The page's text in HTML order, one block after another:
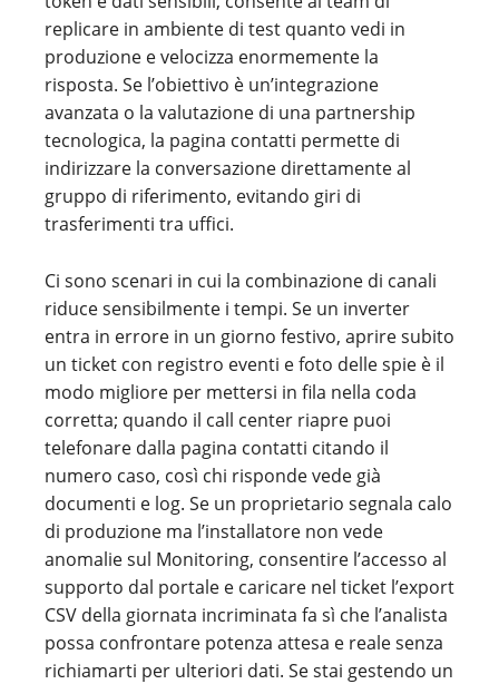
replicare in ambiente di test quanto vedi in
produzione e velocizza enormemente la
risposta. Se l’obiettivo è un’integrazione
avanzata o la valutazione di una partnership
tecnologica, la pagina contatti permette di
indirizzare la conversazione direttamente al
gruppo di riferimento, evitando giri di
trasferimenti tra uffici.
Ci sono scenari in cui la combinazione di canali
riduce sensibilmente i tempi. Se un inverter
entra in errore in un giorno festivo, aprire subito
un ticket con registro eventi e foto delle spie è il
modo migliore per mettersi in fila nella coda
corretta; quando il call center riapre puoi
telefonare dalla pagina contatti citando il
numero caso, così chi risponde vede già
documenti e log. Se un proprietario segnala calo
di produzione ma l’installatore non vede
anomalie sul Monitoring, consentire l’accesso al
supporto dal portale e caricare nel ticket l’export
CSV della giornata incriminata fa sì che l’analista
possa confrontare potenza attesa e reale senza
richiamarti per ulteriori dati. Se stai gestendo un